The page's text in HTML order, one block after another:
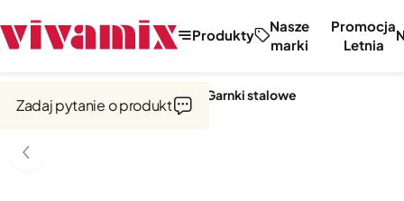
Produkty
Nasze
marki
Promocja
Letnia
Garnki i naczynia Garnki stalowe
Zadaj pytanie o produkt